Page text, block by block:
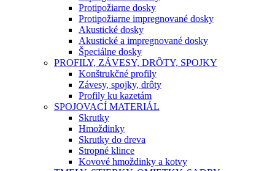
Protipožiarne dosky
Protipožiarne impregnované dosky
Akustické dosky
Akustické a impregnované dosky
Špeciálne dosky
PROFILY, ZÁVESY, DRÔTY, SPOJKY
Konštrukčné profily
Závesy, spojky, drôty
Profily ku kazetám
SPOJOVACÍ MATERIÁL
Skrutky
Hmoždinky
Skrutky do dreva
Stropné klince
Kovové hmoždinky a kotvy